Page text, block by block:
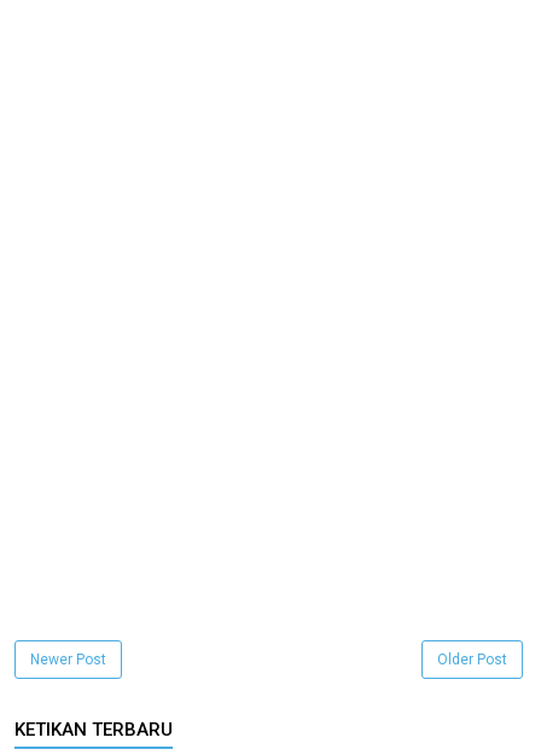
Newer Post Older Post
KETIKAN TERBARU